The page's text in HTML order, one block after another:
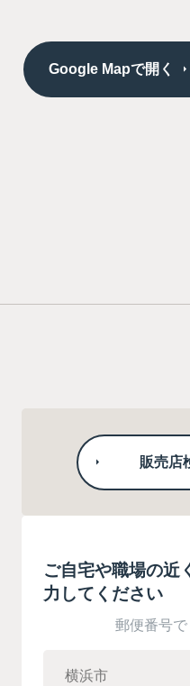
Google Mapで開く
販売店
ご自宅や職場の近
力してください
郵便番号